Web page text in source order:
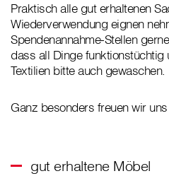
Praktisch alle gut erhaltenen
Wiederverwendung eignen
Spendenannahme-Stellen
dass all Dinge funktionstüchtig
Textilien bitte auch gewaschen.
Ganz besonders freuen wir
gut erhaltene Möbel